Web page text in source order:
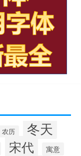
农历 冬天
宋代 寓意